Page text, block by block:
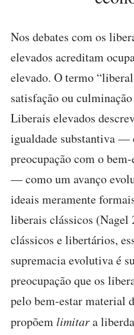
Nos debates com os
elevados acreditam
elevado. O termo
satisfação ou
Liberais elevados
igualdade substantiva —
preocupação com o
— como um avanço
ideais meramente
liberais clássicos (Nagel
clássicos e libertários,
supremacia evolutiva é
preocupação que os
pelo bem-estar material
propõemlimitara